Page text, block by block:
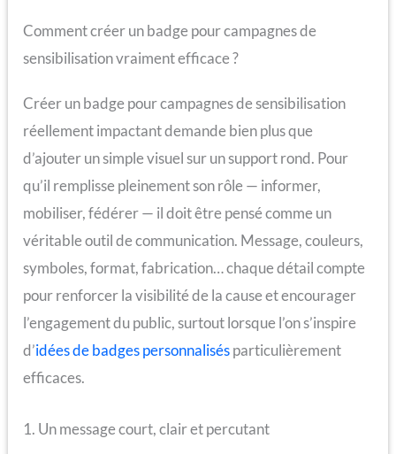
Comment créer un badge pour campagnes de
sensibilisation vraiment efficace ?
Créer un badge pour campagnes de sensibilisation
réellement impactant demande bien plus que
d’ajouter un simple visuel sur un support rond. Pour
qu’il remplisse pleinement son rôle — informer,
mobiliser, fédérer — il doit être pensé comme un
véritable outil de communication. Message, couleurs,
symboles, format, fabrication… chaque détail compte
pour renforcer la visibilité de la cause et encourager
l’engagement du public, surtout lorsque l’on s’inspire
d’idées de badges personnalisésparticulièrement
efficaces.
1. Un message court, clair et percutant